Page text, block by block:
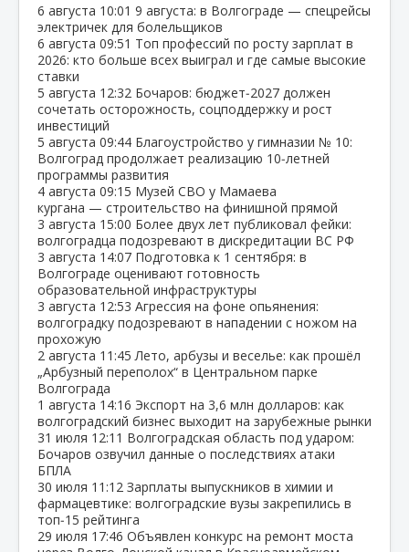
6 августа 10:01 9 августа: в Волгограде — спецрейсы
электричек для болельщиков
6 августа 09:51 Топ профессий по росту зарплат в
2026: кто больше всех выиграл и где самые высокие
ставки
5 августа 12:32 Бочаров: бюджет‑2027 должен
сочетать осторожность, соцподдержку и рост
инвестиций
5 августа 09:44 Благоустройство у гимназии № 10:
Волгоград продолжает реализацию 10‑летней
программы развития
4 августа 09:15 Музей СВО у Мамаева
кургана — строительство на финишной прямой
3 августа 15:00 Более двух лет публиковал фейки:
волгоградца подозревают в дискредитации ВС РФ
3 августа 14:07 Подготовка к 1 сентября: в
Волгограде оценивают готовность
образовательной инфраструктуры
3 августа 12:53 Агрессия на фоне опьянения:
волгоградку подозревают в нападении с ножом на
прохожую
2 августа 11:45 Лето, арбузы и веселье: как прошёл
„Арбузный переполох“ в Центральном парке
Волгограда
1 августа 14:16 Экспорт на 3,6 млн долларов: как
волгоградский бизнес выходит на зарубежные рынки
31 июля 12:11 Волгоградская область под ударом:
Бочаров озвучил данные о последствиях атаки
БПЛА
30 июля 11:12 Зарплаты выпускников в химии и
фармацевтике: волгоградские вузы закрепились в
топ‑15 рейтинга
29 июля 17:46 Объявлен конкурс на ремонт моста